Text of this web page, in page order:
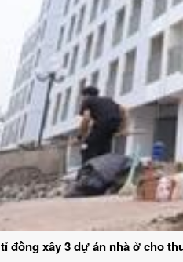
đồng xây 3 dự án nhà ở cho